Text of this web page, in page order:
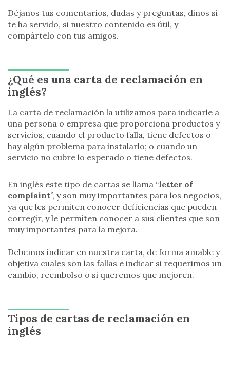
Déjanos tus comentarios, dudas y preguntas, dinos si
te ha servido, si nuestro contenido es útil, y
compártelo con tus amigos.
¿Qué es una carta de reclamación en
inglés?
La carta de reclamación la utilizamos para indicarle a
una persona o empresa que proporciona productos y
servicios, cuando el producto falla, tiene defectos o
hay algún problema para instalarlo; o cuando un
servicio no cubre lo esperado o tiene defectos.
En inglés este tipo de cartas se llama “letter of
complaint”, y son muy importantes para los negocios,
ya que les permiten conocer deficiencias que pueden
corregir, y le permiten conocer a sus clientes que son
muy importantes para la mejora.
Debemos indicar en nuestra carta, de forma amable y
objetiva cuales son las fallas e indicar si requerimos un
cambio, reembolso o si queremos que mejoren.
Tipos de cartas de reclamación en
inglés